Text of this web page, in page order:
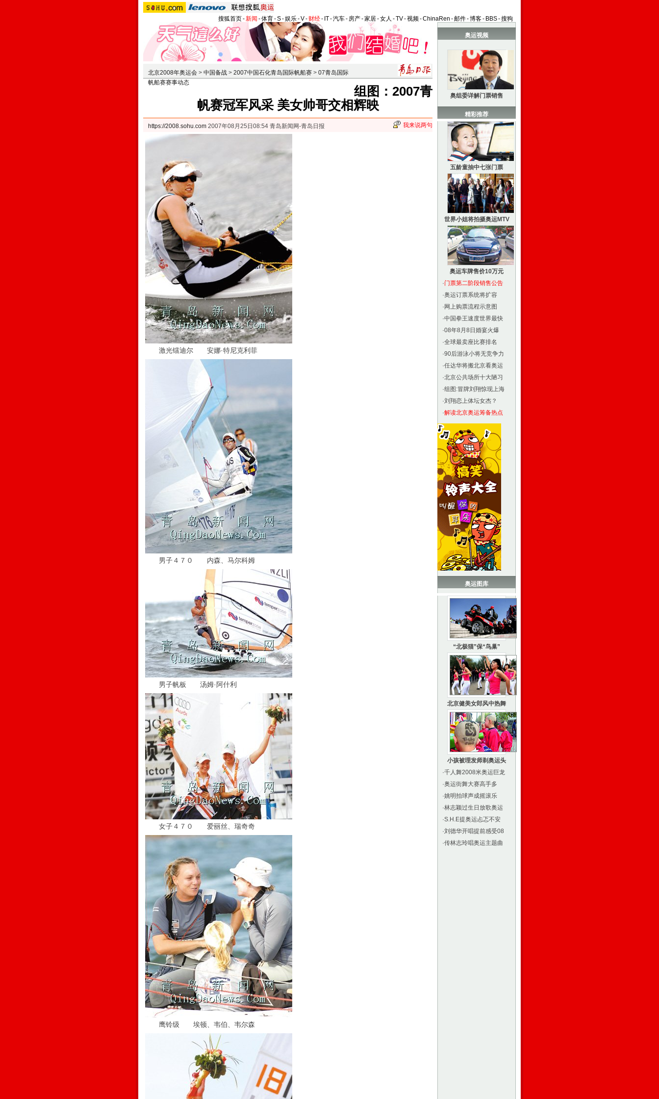
搜狐首页-新闻 -体育-S-娱乐-V- 财经- IT-汽车- 房产-家居-女人 -TV-视频-ChinaRen -邮件-博客- BBS-搜狗
北京2008年奥运会 > 中国备战 > 2007中国石化青岛国际帆船赛 > 07青岛国际
帆船赛赛事动态
组图：2007青
帆赛冠军风采 美女帅哥交相辉映
https://2008.sohu.com 2007年08月25日08:54 青岛新闻网-青岛日报 我来说两句
激光镭迪尔 安娜·特尼克利菲
男子４７０ 内森、马尔科姆
男子帆板 汤姆·阿什利
女子４７０ 爱丽丝、瑞奇奇
鹰铃级 埃顿、韦伯、韦尔森
奥运视频
奥组委详解门票销售
精彩推荐
五龄童抽中七张门票
世界小姐将拍摄奥运MTV
奥运车牌售价10万元
·门票第二阶段销售公告
·奥运订票系统将扩容
· 网上购票流程示意图
·中国拳王速度世界最快
·08年8月8日婚宴火爆
·全球最卖座比赛排名
·90后游泳小将无竞争力
·任达华将搬北京看奥运
·北京公共场所十大陋习
·组图:冒牌刘翔惊现上海
·刘翔恋上体坛女杰？
·解读北京奥运筹备热点
奥运图库
“北极猫”保“鸟巢”
北京健美女郎风中热舞
小孩被理发师剃奥运头
·千人舞2008米奥运巨龙
·奥运街舞大赛高手多
·姚明拍球声成摇滚乐
·林志颖过生日放歌奥运
·S.H.E提奥运忐忑不安
·刘德华开唱提前感受08
·传林志玲唱奥运主题曲